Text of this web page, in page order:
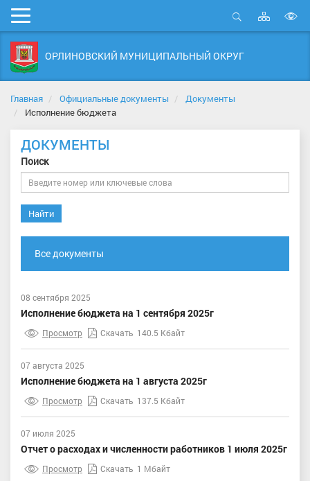
Мобильное
меню
Открыть
Карта
сайта
ОРЛИНОВСКИЙ МУНИЦИПАЛЬНЫЙ ОКРУГ
Главная Официальные документы
Документы
Исполнение бюджета
ДОКУМЕНТЫ
Поиск
Найти
Все документы
08 сентября 2025
Исполнение бюджета на 1 сентября 2025г
Просмотр Скачать 140.5 Кбайт
07 августа 2025
Исполнение бюджета на 1 августа 2025г
Просмотр Скачать 137.5 Кбайт
07 июля 2025
Отчет о расходах и численности работников 1 июля 2025г
Просмотр Скачать 1 Мбайт